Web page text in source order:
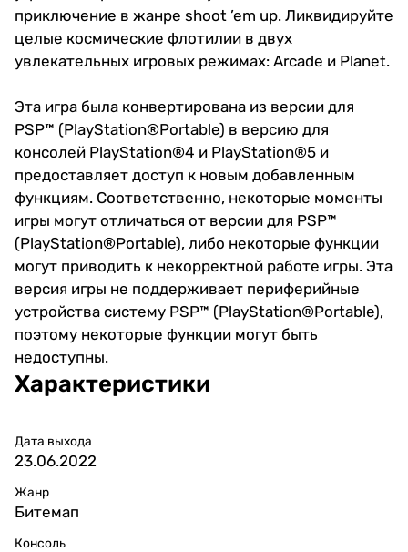
приключение в жанре shoot ’em up. Ликвидируйте
целые космические флотилии в двух
увлекательных игровых режимах: Arcade и Planet.
Эта игра была конвертирована из версии для
PSP™ (PlayStation®Portable) в версию для
консолей PlayStation®4 и PlayStation®5 и
предоставляет доступ к новым добавленным
функциям. Соответственно, некоторые моменты
игры могут отличаться от версии для PSP™
(PlayStation®Portable), либо некоторые функции
могут приводить к некорректной работе игры. Эта
версия игры не поддерживает периферийные
устройства систему PSP™ (PlayStation®Portable),
поэтому некоторые функции могут быть
недоступны.
Характеристики
Дата выхода
23.06.2022
Жанр
Битемап
Консоль